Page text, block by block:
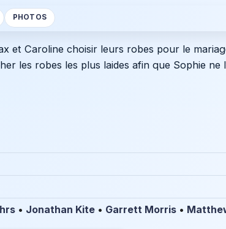
PHOTOS
et Caroline choisir leurs robes pour le
les robes les plus laides afin que Sophie ne
• Jonathan Kite • Garrett Morris •